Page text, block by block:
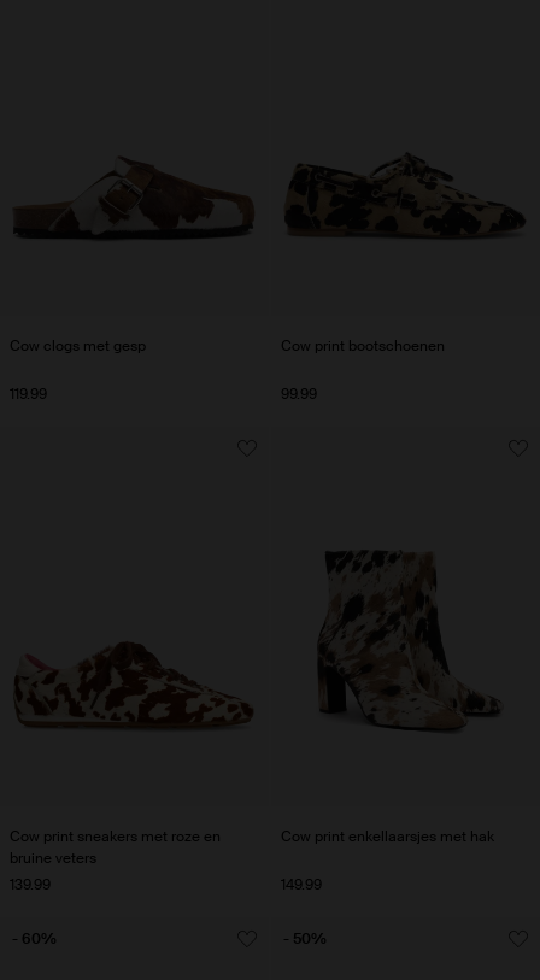
Cow clogs met gesp
119.99
Cow print bootschoenen
99.99
Cow print sneakers met roze en
bruine veters
139.99
Cow print enkellaarsjes met hak
149.99
- 60% - 50%